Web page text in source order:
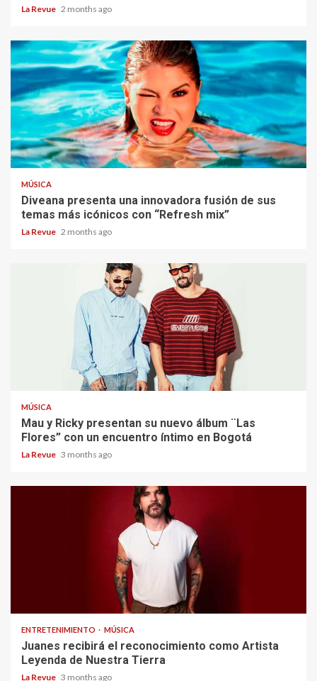
La Revue 2 months ago
MÚSICA
Diveana presenta una innovadora fusión de sus
temas más icónicos con “Refresh mix”
La Revue 2 months ago
MÚSICA
Mau y Ricky presentan su nuevo álbum ¨Las
Flores” con un encuentro íntimo en Bogotá
La Revue 3 months ago
ENTRETENIMIENTO MÚSICA
Juanes recibirá el reconocimiento como Artista
Leyenda de Nuestra Tierra
La Revue 3 months ago